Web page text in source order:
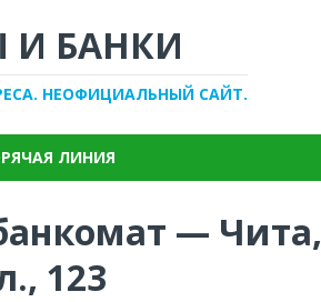
И БАНКИ
НЕОФИЦИАЛЬНЫЙ САЙТ.
ЛИНИЯ
— Чита,
123